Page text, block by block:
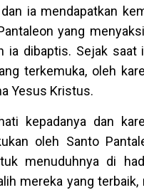
ia mendapatkan
yang
ia dibaptis. Sejak saat
terkemuka, oleh
Yesus Kristus.
kepadanya dan
oleh Santo
menuduhnya di
mereka yang